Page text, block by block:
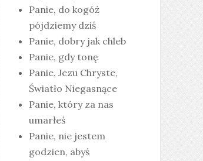
Panie, do kogóż
pójdziemy dziś
Panie, dobry jak chleb
Panie, gdy tonę
Panie, Jezu Chryste,
Światło Niegasnące
Panie, który za nas
umarłeś
Panie, nie jestem
godzien, abyś